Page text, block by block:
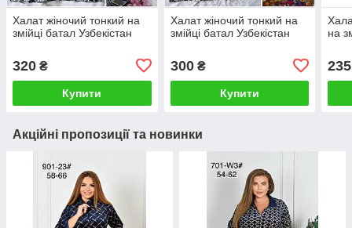
Халат жіночий тонкий на
змійці батал Узбекістан
320 ₴
Купити
Халат жіночий тонкий на
змійці батал Узбекістан
300₴
Купити
на
235
Акційні пропозиції та новинки